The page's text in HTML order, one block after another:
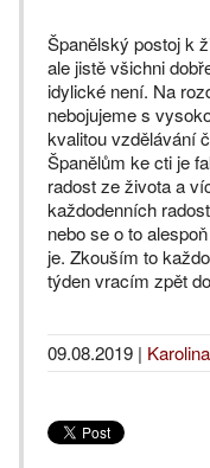
Španělský postoj k
ale jistě všichni
idylické není. Na
nebojujeme s
kvalitou vzdělávání
Španělům ke cti je
radost ze života a
každodenních
nebo se o to
je. Zkouším to
týden vracím zpět
09.08.2019 |